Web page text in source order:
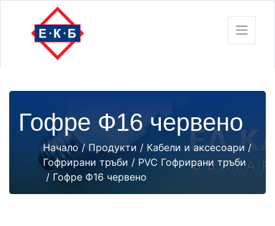
Гофре Ф16 червено
Начало/Продукти / Кабели и аксесоари /
Гофрирани тръби / PVC Гофрирани тръби
/ Гофре Ф16 червено